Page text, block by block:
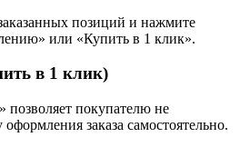
позиций и нажмите
или «Купить в 1 клик».
в 1 клик)
позволяет покупателю не
заказа самостоятельно.